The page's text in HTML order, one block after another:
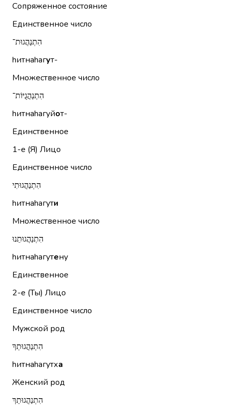
Сопряженное состояние
Единственное число
הִתְנַהֲגוּת־
hитнаhагут-
Множественное число
הִתְנַהֲגֻיּוֹת־
hитнаhагуйот-
Единственное
1-е (Я) Лицо
Единственное число
הִתְנַהֲגוּתִי
hитнаhагути
Множественное число
הִתְנַהֲגוּתֵנוּ
hитнаhагутену
Единственное
2-е (Ты) Лицо
Единственное число
Мужской род
הִתְנַהֲגוּתְךָ
hитнаhагутха
Женский род
הִתְנַהֲגוּתֵךְ